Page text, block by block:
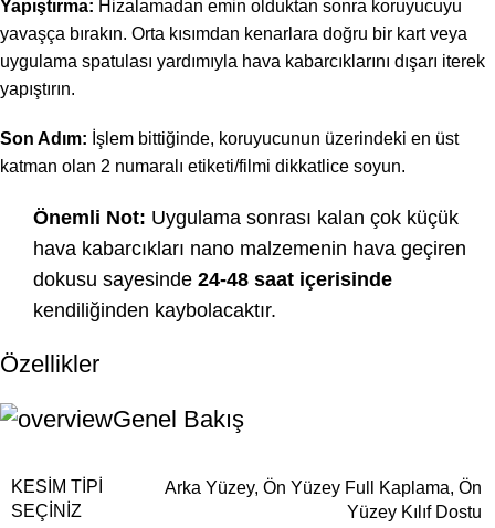
Yapıştırma: Hizalamadan emin olduktan sonra koruyucuyu
yavaşça bırakın. Orta kısımdan kenarlara doğru bir kart veya
uygulama spatulası yardımıyla hava kabarcıklarını dışarı iterek
yapıştırın.
Son Adım: İşlem bittiğinde, koruyucunun üzerindeki en üst
katman olan 2 numaralı etiketi/filmi dikkatlice soyun.
Önemli Not: Uygulama sonrası kalan çok küçük
hava kabarcıkları nano malzemenin hava geçiren
dokusu sayesinde 24-48 saat içerisinde
kendiliğinden kaybolacaktır.
Özellikler
Genel Bakış
KESIM TIPI
SEÇINIZ
Arka Yüzey, Ön Yüzey Full Kaplama, Ön
Yüzey Kılıf Dostu